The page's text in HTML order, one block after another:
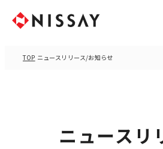
TOP ニュースリリース/お知らせ
ニュースリ